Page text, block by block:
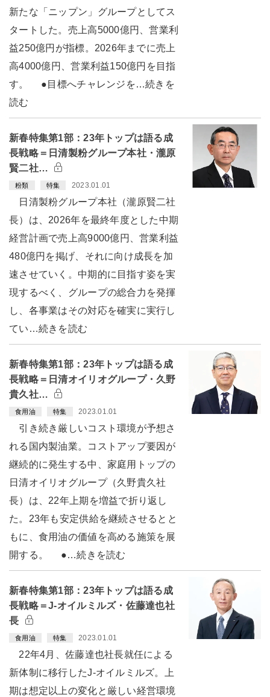
新たな「ニップン」グループとしてス
タートした。売上高5000億円、営業利
益250億円が指標。2026年までに売上
高4000億円、営業利益150億円を目指
す。 ●目標へチャレンジを…続きを
読む
新春特集第1部：23年トップは語る成
長戦略＝日清製粉グループ本社・瀧原
賢二社…
粉類 特集 2023.01.01
日清製粉グループ本社（瀧原賢二社
長）は、2026年を最終年度とした中期
経営計画で売上高9000億円、営業利益
480億円を掲げ、それに向け成長を加
速させていく。中期的に目指す姿を実
現するべく、グループの総合力を発揮
し、各事業はその対応を確実に実行し
てい…続きを読む
新春特集第1部：23年トップは語る成
長戦略＝日清オイリオグループ・久野
貴久社…
食用油 特集 2023.01.01
引き続き厳しいコスト環境が予想さ
れる国内製油業。コストアップ要因が
継続的に発生する中、家庭用トップの
日清オイリオグループ（久野貴久社
長）は、22年上期を増益で折り返し
た。23年も安定供給を継続させるとと
もに、食用油の価値を高める施策を展
開する。 ●…続きを読む
新春特集第1部：23年トップは語る成
長戦略＝J-オイルミルズ・佐藤達也社
長
食用油 特集 2023.01.01
22年4月、佐藤達也社長就任による
新体制に移行したJ-オイルミルズ。上
期は想定以上の変化と厳しい経営環境